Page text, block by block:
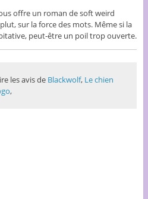
offre un roman de soft weird
sur la force des mots. Même si la
peut-être un poil trop ouverte.
les avis de Blackwolf, Le chien
,